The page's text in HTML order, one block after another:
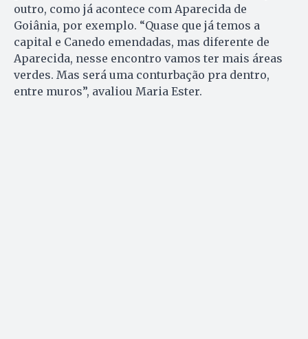
outro, como já acontece com Aparecida de
Goiânia, por exemplo. “Quase que já temos a
capital e Canedo emendadas, mas diferente de
Aparecida, nesse encontro vamos ter mais áreas
verdes. Mas será uma conturbação pra dentro,
entre muros”, avaliou Maria Ester.